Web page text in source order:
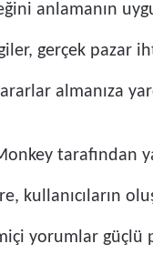
anlamanın
gerçek pazar
almanıza
tarafından
kullanıcıların
yorumlar güçlü